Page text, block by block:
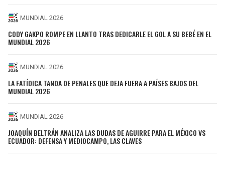
MUNDIAL 2026
CODY GAKPO ROMPE EN LLANTO TRAS DEDICARLE EL GOL A SU BEBÉ EN EL
MUNDIAL 2026
MUNDIAL 2026
LA FATÍDICA TANDA DE PENALES QUE DEJA FUERA A PAÍSES BAJOS DEL
MUNDIAL 2026
MUNDIAL 2026
JOAQUÍN BELTRÁN ANALIZA LAS DUDAS DE AGUIRRE PARA EL MÉXICO VS
ECUADOR: DEFENSA Y MEDIOCAMPO, LAS CLAVES